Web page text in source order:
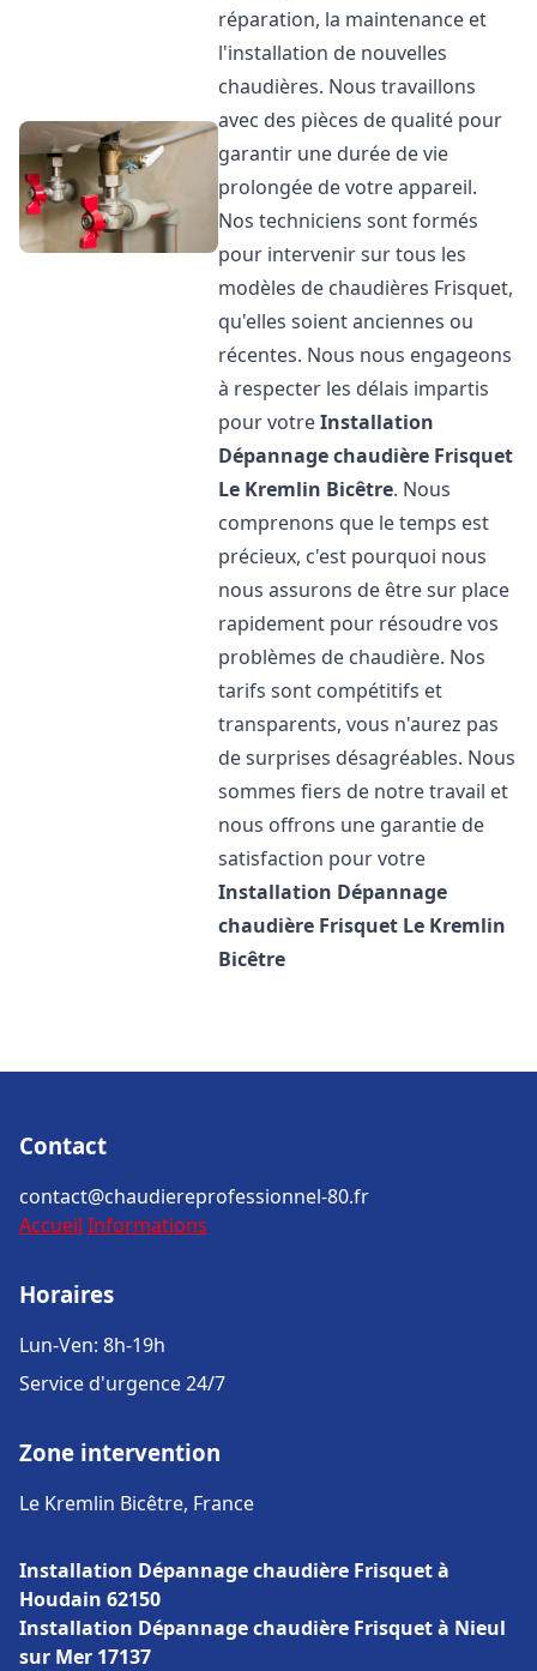
réparation, la maintenance et
l'installation de nouvelles
chaudières. Nous travaillons
avec des pièces de qualité pour
garantir une durée de vie
prolongée de votre appareil.
Nos techniciens sont formés
pour intervenir sur tous les
modèles de chaudières Frisquet,
qu'elles soient anciennes ou
récentes. Nous nous engageons
à respecter les délais impartis
pour votreInstallation
Dépannage chaudière Frisquet
Le Kremlin Bicêtre. Nous
comprenons que le temps est
précieux, c'est pourquoi nous
nous assurons de être sur place
rapidement pour résoudre vos
problèmes de chaudière. Nos
tarifs sont compétitifs et
transparents, vous n'aurez pas
de surprises désagréables. Nous
sommes fiers de notre travail et
nous offrons une garantie de
satisfaction pour votre
Installation Dépannage
chaudière Frisquet Le Kremlin
Bicêtre
Contact
contact@chaudiereprofessionnel-80.fr
Accueil Informations
Horaires
Lun-Ven: 8h-19h
Service d'urgence 24/7
Zone intervention
Le Kremlin Bicêtre, France
Installation Dépannage chaudière Frisquet à
Houdain 62150
Installation Dépannage chaudière Frisquet à Nieul
sur Mer 17137